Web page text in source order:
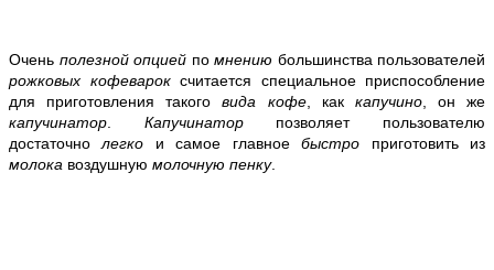
Очень полезной опцией по мнению большинства пользователей
рожковых кофевароксчитается специальное приспособление
для приготовления такоговида кофе, как капучино, он же
капучинатор. Капучинатор позволяет пользователю
достаточнолегко и самое главноебыстро приготовить из
молока воздушную молочную пенку.